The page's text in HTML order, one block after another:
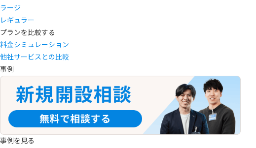
ラージ
レギュラー
プランを比較する
料金シミュレーション
他社サービスとの比較
事例
事例を見る